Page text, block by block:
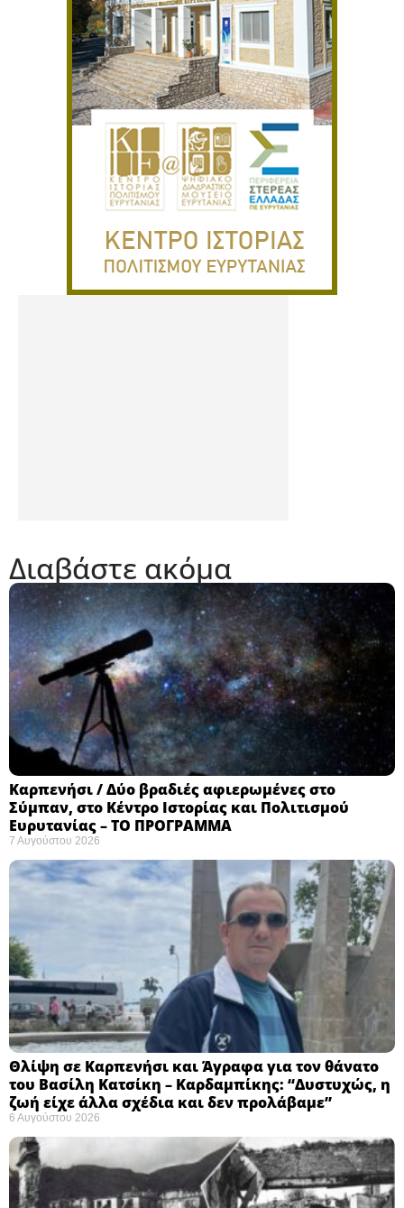
Διαβάστε ακόμα
Καρπενήσι / Δύο βραδιές αφιερωμένες στο
Σύμπαν, στο Κέντρο Ιστορίας και Πολιτισμού
Ευρυτανίας – ΤΟ ΠΡΟΓΡΑΜΜΑ
7 Αυγούστου 2026
Θλίψη σε Καρπενήσι και Άγραφα για τον θάνατο
του Βασίλη Κατσίκη – Καρδαμπίκης: “Δυστυχώς, η
ζωή είχε άλλα σχέδια και δεν προλάβαμε”
6 Αυγούστου 2026